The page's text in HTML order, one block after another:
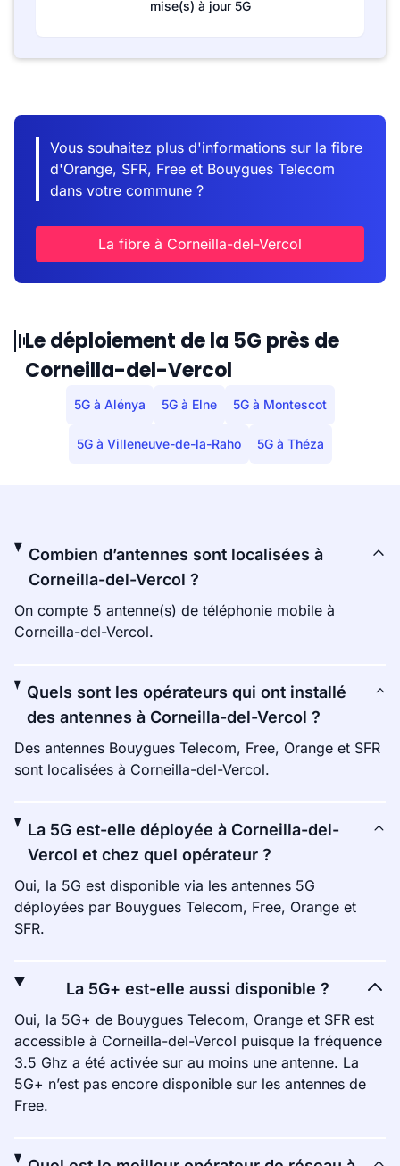
mise(s) à jour 5G
Vous souhaitez plus d'informations sur la fibre
d'Orange, SFR, Free et Bouygues Telecom
dans votre commune ?
La fibre à Corneilla-del-Vercol
Le déploiement de la 5G près de
Corneilla-del-Vercol
5G à Alénya 5G à Elne 5G à Montescot
5G à Villeneuve-de-la-Raho 5G à Théza
Combien d’antennes sont localisées à
Corneilla-del-Vercol ?
On compte 5 antenne(s) de téléphonie mobile à
Corneilla-del-Vercol.
Quels sont les opérateurs qui ont installé
des antennes à Corneilla-del-Vercol ?
Des antennes Bouygues Telecom, Free, Orange et SFR
sont localisées à Corneilla-del-Vercol.
La 5G est-elle déployée à Corneilla-del-
Vercol et chez quel opérateur ?
Oui, la 5G est disponible via les antennes 5G
déployées par Bouygues Telecom, Free, Orange et
SFR.
La 5G+ est-elle aussi disponible ?
Oui, la 5G+ de Bouygues Telecom, Orange et SFR est
accessible à Corneilla-del-Vercol puisque la fréquence
3.5 Ghz a été activée sur au moins une antenne. La
5G+ n’est pas encore disponible sur les antennes de
Free.